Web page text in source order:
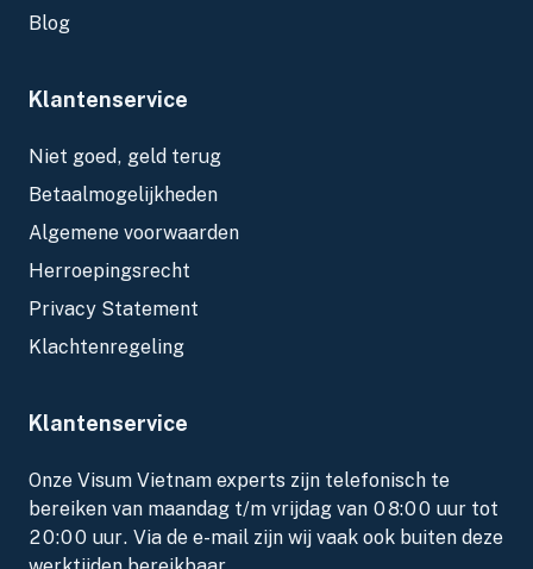
Blog
Klantenservice
Niet goed, geld terug
Betaalmogelijkheden
Algemene voorwaarden
Herroepingsrecht
Privacy Statement
Klachtenregeling
Klantenservice
Onze Visum Vietnam experts zijn telefonisch te
bereiken van maandag t/m vrijdag van 08:00 uur tot
20:00 uur. Via de e-mail zijn wij vaak ook buiten deze